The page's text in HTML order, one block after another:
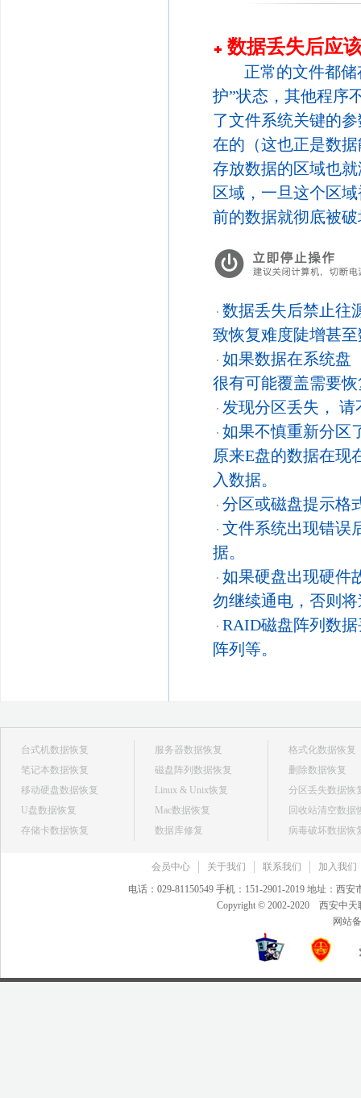
数据丢失后应
正常的文件都
护”状态，其他程序
了文件系统关键的
在的（这也正是数
存放数据的区域也
区域，一旦这个区
前的数据就彻底被
数据丢失后禁止往
致恢复难度陡增甚
如果数据在系统盘
很有可能覆盖需要
发现分区丢失，
如果不慎重新分区
原来E盘的数据在现
入数据。
分区或磁盘提示格
文件系统出现错误
据。
如果硬盘出现硬件
勿继续通电，否则
RAID磁盘阵列数
阵列等。
台式机数据恢复
笔记本数据恢复
移动硬盘数据恢复
U盘数据恢复
存储卡数据恢复
服务器数据恢复
磁盘阵列数据恢复
Linux & Unix恢复
Mac数据恢复
数据库修复
格式化数据恢复
删除数据恢复
分区丢失数据恢
回收站清空数据
病毒破坏数据恢
会员中心 关于我们 联系我们
加入我们
电话：029-81150549 手机：151-2901-2019 地址：西
Copyright © 2002-2020 西安中
网站